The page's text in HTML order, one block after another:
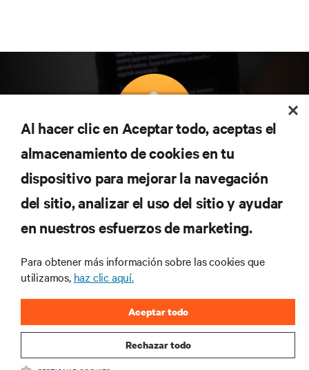
Suscríbete para conocer las últimas tendencias
tecnológicas
Recibe actualizaciones periódicas sobre los temas
más importantes del sector, con los últimos debates
y perspectivas de expertos sobre gestión de
centros de datos y gestión de infraestructuras.
REGÍSTRATE AHORA
Al hacer clic en Aceptar todo, aceptas el
almacenamiento de cookies en tu
dispositivo para mejorar la navegación
del sitio, analizar el uso del sitio y ayudar
en nuestros esfuerzos de marketing.
Para obtener más información sobre las cookies que
utilizamos, haz clic aquí.
Rechazar todo
Aceptar todo